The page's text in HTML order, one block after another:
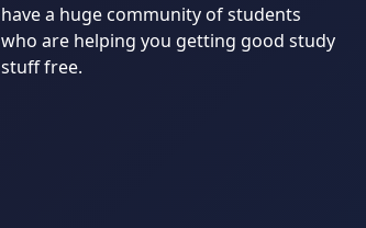
have a huge community of students
who are helping you getting good study
stuff free.